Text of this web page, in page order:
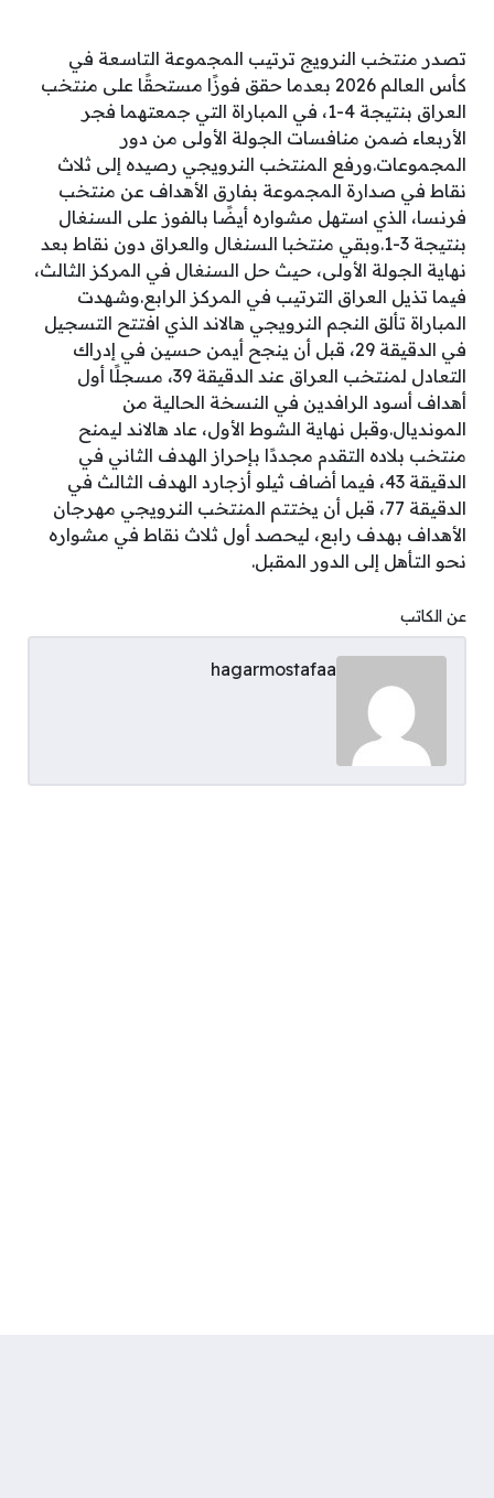
تصدر منتخب النرويج ترتيب المجموعة التاسعة في
كأس العالم 2026 بعدما حقق فوزًا مستحقًا على منتخب
العراق بنتيجة 4-1، في المباراة التي جمعتهما فجر
الأربعاء ضمن منافسات الجولة الأولى من دور
المجموعات.ورفع المنتخب النرويجي رصيده إلى ثلاث
نقاط في صدارة المجموعة بفارق الأهداف عن منتخب
فرنسا، الذي استهل مشواره أيضًا بالفوز على السنغال
بنتيجة 3-1.وبقي منتخبا السنغال والعراق دون نقاط بعد
نهاية الجولة الأولى، حيث حل السنغال في المركز الثالث،
فيما تذيل العراق الترتيب في المركز الرابع.وشهدت
المباراة تألق النجم النرويجي هالاند الذي افتتح التسجيل
في الدقيقة 29، قبل أن ينجح أيمن حسين في إدراك
التعادل لمنتخب العراق عند الدقيقة 39، مسجلًا أول
أهداف أسود الرافدين في النسخة الحالية من
المونديال.وقبل نهاية الشوط الأول، عاد هالاند ليمنح
منتخب بلاده التقدم مجددًا بإحراز الهدف الثاني في
الدقيقة 43، فيما أضاف ثيلو أزجارد الهدف الثالث في
الدقيقة 77، قبل أن يختتم المنتخب النرويجي مهرجان
الأهداف بهدف رابع، ليحصد أول ثلاث نقاط في مشواره
نحو التأهل إلى الدور المقبل.
عن الكاتب
hagarmostafaa